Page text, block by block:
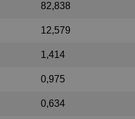
82,838
12,579
1,414
0,975
0,634